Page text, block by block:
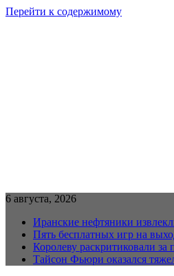
Перейти к содержимому
6 августа, 2026
Иранские нефтяники
Пять бесплатных игр на
Королеву раскритиковали
Тайсон Фьюри оказался